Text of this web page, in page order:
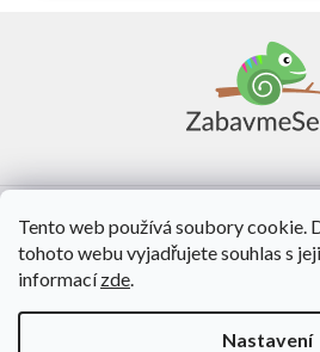
Tento web používá soubory cookie.
tohoto webu vyjadřujete souhlas s
informacízde.
Nastavení
O nás